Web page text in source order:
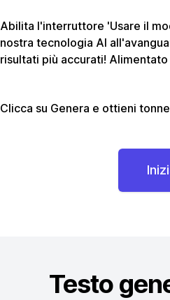
Abilita l'interruttore 'Usare il
nostra tecnologia AI
risultati più accurati! Alimentato
Clicca su Genera e ottieni
Testo